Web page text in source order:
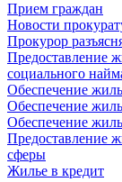
Прием граждан
Новости
Прокурор
Предоставление
социального
Обеспечение
Обеспечение
Обеспечение
Предоставление
сферы
Жилье в кредит